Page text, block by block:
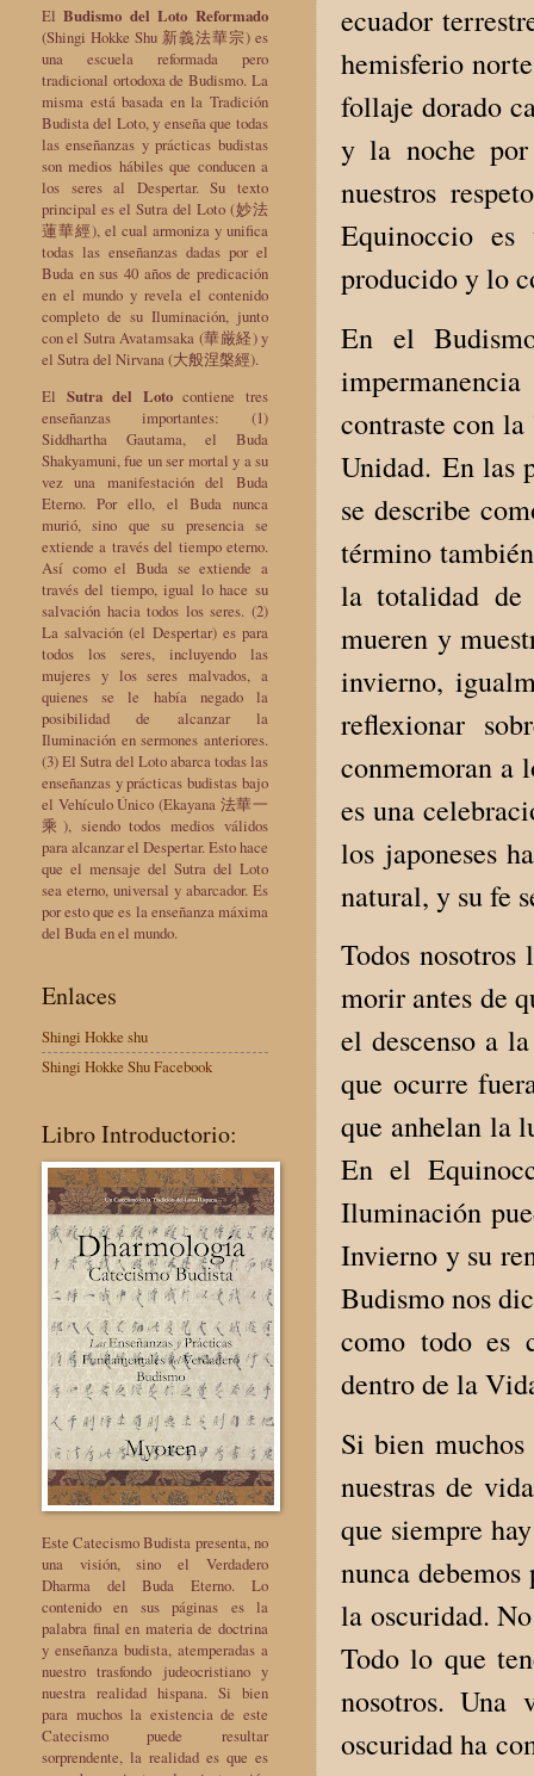
ecuador
hemisferio
follaje dorado
y la noche por
nuestros
Equinoccio es
producido y lo
En el
contraste con
Unidad. En las
se describe
término
la totalidad de
mueren y
invierno,
reflexionar
conmemoran a
es una
los japoneses
natural, y su fe
Todos nosotros
morir antes de
el descenso a
que ocurre
que anhelan la
En el
Iluminación
Invierno y su
Budismo nos
como todo es
dentro de la
Si bien muchos
nuestras de
que siempre
nunca
la oscuridad.
Todo lo que
nosotros. Una
oscuridad ha
ElBudismo del Loto Reformado
(Shingi Hokke Shu 新義法華宗) es
una escuela reformada pero
tradicional ortodoxa de Budismo. La
misma está basada en la Tradición
Budista del Loto, y enseña que todas
las enseñanzas y prácticas budistas
son medios hábiles que conducen a
los seres al Despertar. Su texto
principal es el Sutra del Loto (妙法
蓮華經), el cual armoniza y unifica
todas las enseñanzas dadas por el
Buda en sus 40 años de predicación
en el mundo y revela el contenido
completo de su Iluminación, junto
con el Sutra Avatamsaka (華厳経) y
el Sutra del Nirvana (大般涅槃經).
El Sutra del Lotocontiene tres
enseñanzas importantes: (1)
Siddhartha Gautama, el Buda
Shakyamuni, fue un ser mortal y a su
vez una manifestación del Buda
Eterno. Por ello, el Buda nunca
murió, sino que su presencia se
extiende a través del tiempo eterno.
Así como el Buda se extiende a
través del tiempo, igual lo hace su
salvación hacia todos los seres. (2)
La salvación (el Despertar) es para
todos los seres, incluyendo las
mujeres y los seres malvados, a
quienes se le había negado la
posibilidad de alcanzar la
Iluminación en sermones anteriores.
(3) El Sutra del Loto abarca todas las
enseñanzas y prácticas budistas bajo
el Vehículo Único (Ekayana 法華一
乘), siendo todos medios válidos
para alcanzar el Despertar. Esto hace
que el mensaje del Sutra del Loto
sea eterno, universal y abarcador. Es
por esto que es la enseñanza máxima
del Buda en el mundo.
Enlaces
Shingi Hokke shu
Shingi Hokke Shu Facebook
Libro Introductorio:
Este Catecismo Budista presenta, no
una visión, sino el Verdadero
Dharma del Buda Eterno. Lo
contenido en sus páginas es la
palabra final en materia de doctrina
y enseñanza budista, atemperadas a
nuestro trasfondo judeocristiano y
nuestra realidad hispana. Si bien
para muchos la existencia de este
Catecismo puede resultar
sorprendente, la realidad es que es